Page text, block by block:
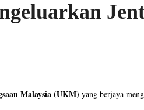
Malaysia (UKM) yang berjaya